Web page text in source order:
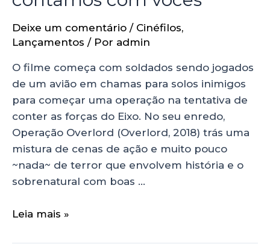
Deixe um comentário / Cinéfilos,
Lançamentos / Por admin
O filme começa com soldados sendo jogados
de um avião em chamas para solos inimigos
para começar uma operação na tentativa de
conter as forças do Eixo. No seu enredo,
Operação Overlord (Overlord, 2018) trás uma
mistura de cenas de ação e muito pouco
~nada~ de terror que envolvem história e o
sobrenatural com boas …
Leia mais »